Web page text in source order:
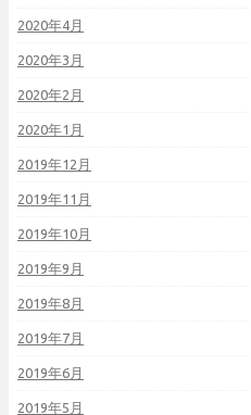
2020年4月
2020年3月
2020年2月
2020年1月
2019年12月
2019年11月
2019年10月
2019年9月
2019年8月
2019年7月
2019年6月
2019年5月